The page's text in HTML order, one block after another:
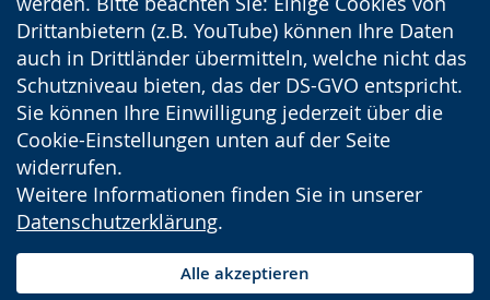
Drittanbietern (z.B. YouTube) können Ihre Daten
auch in Drittländer übermitteln, welche nicht das
Schutzniveau bieten, das der DS-GVO entspricht.
Sie können Ihre Einwilligung jederzeit über die
Cookie-Einstellungen unten auf der Seite
widerrufen.
Weitere Informationen finden Sie in unserer
Datenschutzerklärung.
Alle akzeptieren